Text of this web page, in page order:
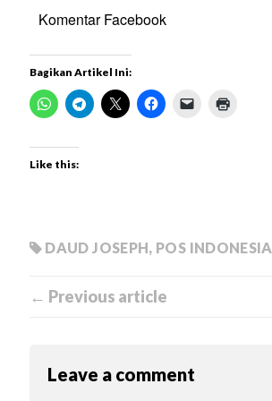
Komentar Facebook
Bagikan Artikel Ini:
Like this:
DAUD JOSEPH, POS INDONESIA
← Previous article
Leave a comment